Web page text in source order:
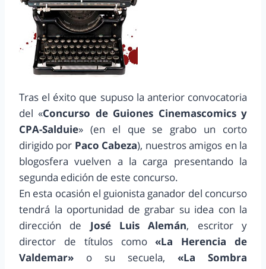
Tras el éxito que supuso la anterior convocatoria
del «Concurso de Guiones Cinemascomics y
CPA-Salduie» (en el que se grabo un corto
dirigido por Paco Cabeza), nuestros amigos en la
blogosfera vuelven a la carga presentando la
segunda edición de este concurso.
En esta ocasión el guionista ganador del concurso
tendrá la oportunidad de grabar su idea con la
dirección de José Luis Alemán, escritor y
director de títulos como«La Herencia de
Valdemar» o su secuela, «La Sombra